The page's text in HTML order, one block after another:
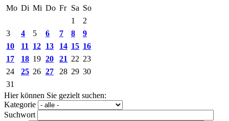
Mo Di Mi Do Fr Sa So
1
2
3
4 5 6 7 8
9
10
11 12 13 14 15 16
17
18 19 20 21 22 23
24
25 26 27 28 29 30
31
Hier können Sie gezielt suchen:
Kategorie
Suchwort